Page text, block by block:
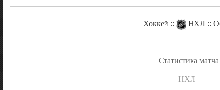
Хоккей :: НХЛ ::
Статистика матча
НХЛ |